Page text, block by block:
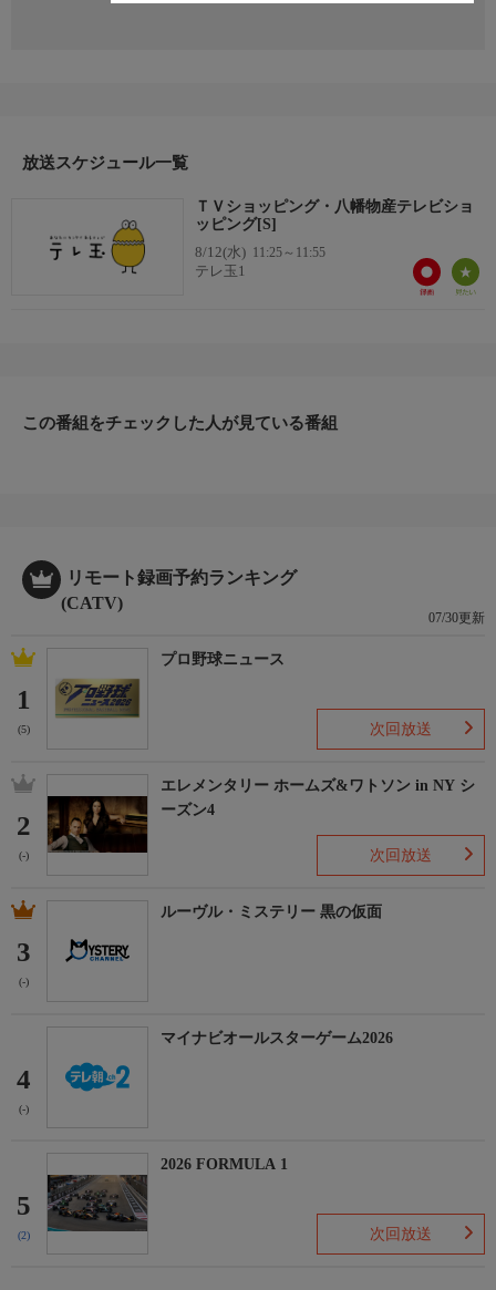
放送スケジュール一覧
ＴＶショッピング・八幡物産テレビショ
ッピング[S]
8/12(水) 11:25～11:55
テレ玉1
この番組をチェックした人が見ている番組
リモート録画予約ランキング
(CATV)
07/30更新
1
(5)
プロ野球ニュース
次回放送
2
(-)
エレメンタリー ホームズ&ワトソン in NY シ
ーズン4
次回放送
3
(-)
ルーヴル・ミステリー 黒の仮面
4
(-)
マイナビオールスターゲーム2026
5
(2)
2026 FORMULA 1
次回放送